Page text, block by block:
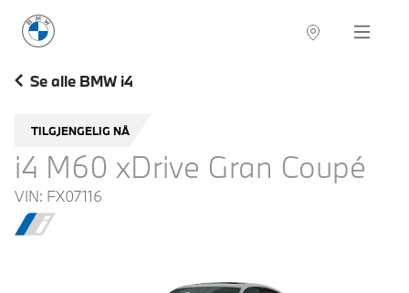
BMW Norge Navigation
Se alle BMW i4
TILGJENGELIG NÅ
i4 M60 xDrive Gran Coupé
VIN: FX07116